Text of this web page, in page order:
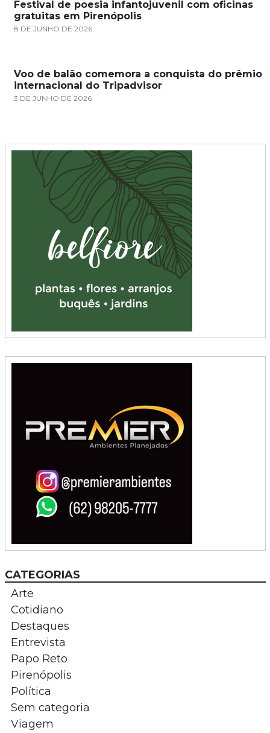
Festival de poesia infantojuvenil com oficinas
gratuitas em Pirenópolis
8 DE JUNHO DE 2026
Voo de balão comemora a conquista do prêmio
internacional do Tripadvisor
3 DE JUNHO DE 2026
CATEGORIAS
Arte
Cotidiano
Destaques
Entrevista
Papo Reto
Pirenópolis
Política
Sem categoria
Viagem